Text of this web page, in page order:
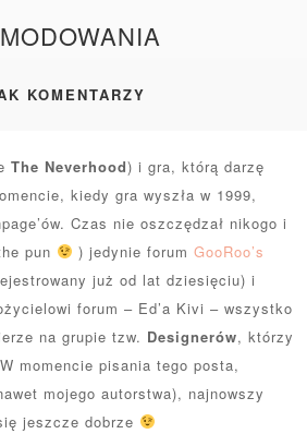
KOMENTARZY
The Neverhood) i gra, którą darzę
kiedy gra wyszła w 1999,
Czas nie oszczędzał nikogo i
pun
) jedynie forum GooRoo’s
już od lat dziesięciu) i
forum – Ed’a Kivi – wszystko
na grupie tzw. Designerów, którzy
momencie pisania tego posta,
mojego autorstwa), najnowszy
jeszcze dobrze